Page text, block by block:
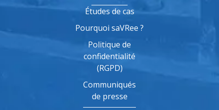
Études de cas
Pourquoi saVRee ?
Politique de
confidentialité
(RGPD)
Communiqués
de presse